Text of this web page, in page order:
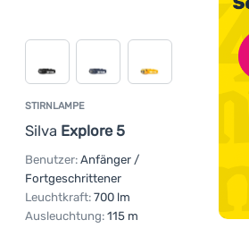
STIRNLAMPE
Silva Explore 5
Benutzer: Anfänger /
Fortgeschrittener
Leuchtkraft: 700 lm
Ausleuchtung: 115 m